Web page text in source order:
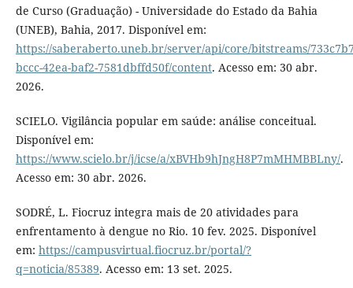
de Curso (Graduação) - Universidade do Estado da Bahia
(UNEB), Bahia, 2017. Disponível em:
https://saberaberto.uneb.br/server/api/core/bitstreams/
bccc-42ea-baf2-7581dbffd50f/content. Acesso em: 30 abr.
2026.
SCIELO. Vigilância popular em saúde: análise conceitual.
Disponível em:
https://www.scielo.br/j/icse/a/xBVHb9hJngH8P7mMHMBBLny/.
Acesso em: 30 abr. 2026.
SODRÉ, L. Fiocruz integra mais de 20 atividades para
enfrentamento à dengue no Rio. 10 fev. 2025. Disponível
em: https://campusvirtual.fiocruz.br/portal/?
q=noticia/85389. Acesso em: 13 set. 2025.